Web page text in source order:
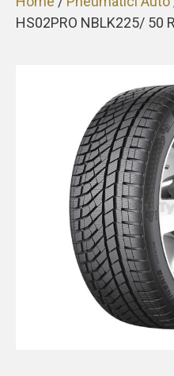
HS02PRO NBLK225/ 50